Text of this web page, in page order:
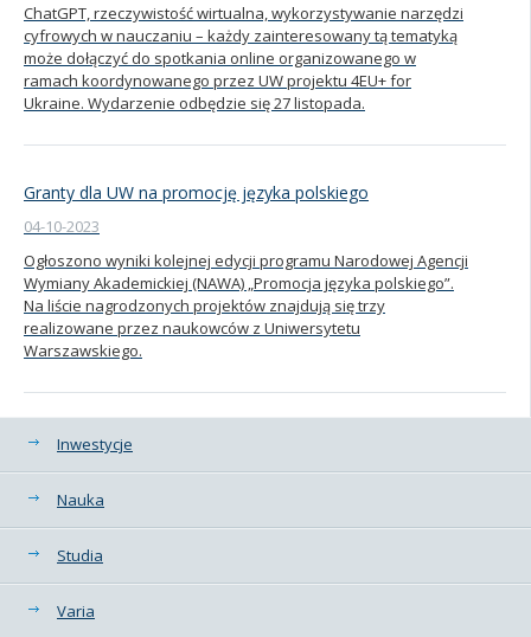
ChatGPT, rzeczywistość wirtualna, wykorzystywanie narzędzi
cyfrowych w nauczaniu – każdy zainteresowany tą tematyką
może dołączyć do spotkania online organizowanego w
ramach koordynowanego przez UW projektu 4EU+ for
Ukraine. Wydarzenie odbędzie się 27 listopada.
Granty dla UW na promocję języka polskiego
04-10-2023
Ogłoszono wyniki kolejnej edycji programu Narodowej Agencji
Wymiany Akademickiej (NAWA) „Promocja języka polskiego”.
Na liście nagrodzonych projektów znajdują się trzy
realizowane przez naukowców z Uniwersytetu
Warszawskiego.
Kategorie
Inwestycje
Nauka
Studia
Varia